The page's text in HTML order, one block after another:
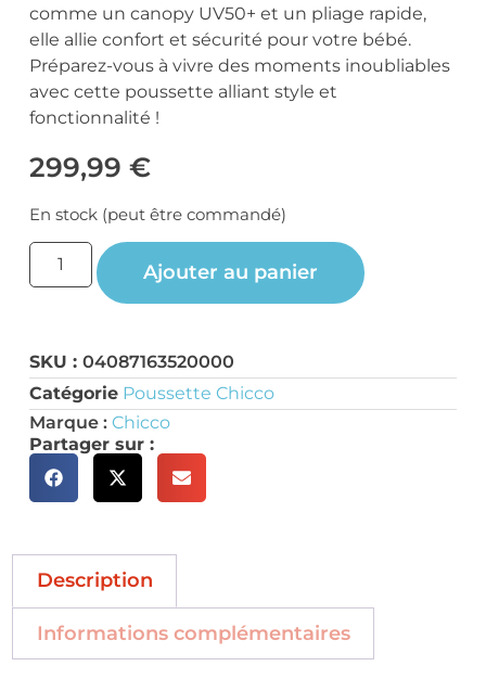
comme un canopy UV50+ et un pliage rapide,
elle allie confort et sécurité pour votre bébé.
Préparez-vous à vivre des moments inoubliables
avec cette poussette alliant style et
fonctionnalité !
299,99 €
En stock (peut être commandé)
Ajouter au panier
SKU : 04087163520000
Catégorie Poussette Chicco
Marque : Chicco
Partager sur :
Description
Informations complémentaires